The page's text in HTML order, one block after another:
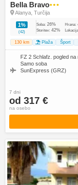
Bella Bravo●●●
Alanya, Turčija
1%
(42)
Soba: 26% Hrana:
Storitev: 42%
130 km Plaža Šport
FZ 2 Schlafz. pogled na
Samo soba
SunExpress (GRZ)
7 dni
od 317 €
na osebo